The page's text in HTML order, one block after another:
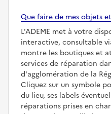
Que faire de mes objets
L'ADEME met à votre
interactive, consultable
montre les boutiques et
services de réparation
d'agglomération de la
Cliquez sur un symbole
du lieu, ses labels
réparations prises en